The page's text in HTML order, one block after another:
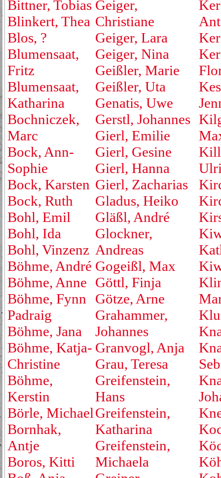
Bittner, Tobias
Blinkert, Thea
Blos, ?
Blumensaat,
Fritz
Blumensaat,
Katharina
Bochniczek,
Marc
Bock, Ann-
Sophie
Bock, Karsten
Bock, Ruth
Bohl, Emil
Bohl, Ida
Bohl, Vinzenz
Böhme, André
Böhme, Anne
Böhme, Fynn
Padraig
Böhme, Jana
Böhme, Katja-
Christine
Böhme,
Kerstin
Börle, Michael
Bornhak,
Antje
Boros, Kitti
Geiger,
Christiane
Geiger, Lara
Geiger, Nina
Geißler, Marie
Geißler, Uta
Genatis, Uwe
Gerstl, Johannes
Gierl, Emilie
Gierl, Gesine
Gierl, Hanna
Gierl, Zacharias
Gladus, Heiko
Gläßl, André
Glockner,
Andreas
Gogeißl, Max
Göttl, Finja
Götze, Arne
Grahammer,
Johannes
Granvogl, Anja
Grau, Teresa
Greifenstein,
Hans
Greifenstein,
Katharina
Greifenstein,
Michaela